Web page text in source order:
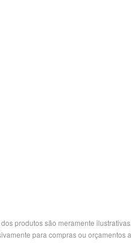
produtos são meramente ilustrativas.
para compras ou